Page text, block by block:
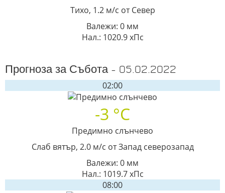
Тихо, 1.2 м/с от Север
Валежи: 0 мм
Нал.: 1020.9 хПс
Прогноза за Събота - 05.02.2022
02:00
-3 °C
Предимно слънчево
Слаб вятър, 2.0 м/с от Запад северозапад
Валежи: 0 мм
Нал.: 1019.7 хПс
08:00